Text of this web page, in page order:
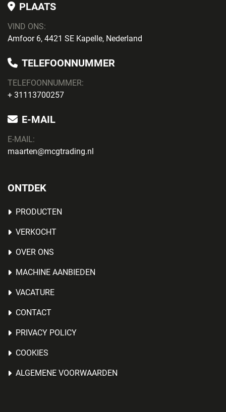
PLAATS
VIND ONS:
Amfoor 6, 4421 SE Kapelle, Nederland
TELEFOONNUMMER
TELEFOONNUMMER:
+ 31113700257
E-MAIL
E-MAIL:
maarten@mcgtrading.nl
ONTDEK
PRODUCTEN
VERKOCHT
OVER ONS
MACHINE AANBIEDEN
VACATURE
CONTACT
PRIVACY POLICY
COOKIES
ALGEMENE VOORWAARDEN